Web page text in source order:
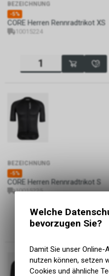
BEZEICHNUNG
-5%
CORE Herren Rennradtrikot XS
10015224
BEZEICHNUNG
-5%
CORE Herren Rennradtrikot S
10015225
Welche
bevorzugen Sie?
Damit Sie unser
nutzen können, setzen
Cookies und ähnliche